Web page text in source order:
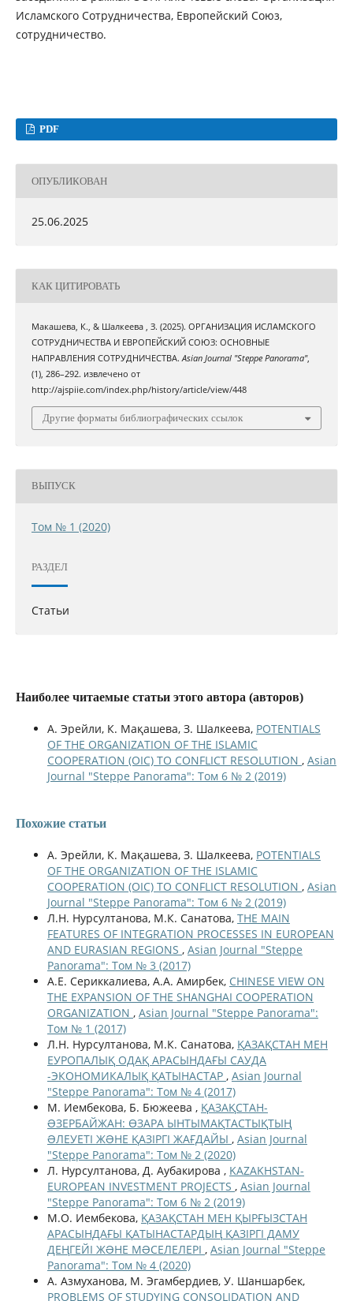
Исламского Сотрудничества, Европейский Союз,
сотрудничество.
PDF
ОПУБЛИКОВАН
25.06.2025
КАК ЦИТИРОВАТЬ
Макашева, К., & Шалкеева , З. (2025). ОРГАНИЗАЦИЯ ИСЛАМСКОГО
СОТРУДНИЧЕСТВА И ЕВРОПЕЙСКИЙ СОЮЗ: ОСНОВНЫЕ
НАПРАВЛЕНИЯ СОТРУДНИЧЕСТВА.Asian Journal "Steppe Panorama",
(1), 286–292. извлечено от
http://ajspiie.com/index.php/history/article/view/448
Другие форматы библиографических ссылок
ВЫПУСК
Том № 1 (2020)
РАЗДЕЛ
Статьи
Наиболее читаемые статьи этого автора (авторов)
А. Эрейли, К. Мақашева, З. Шалкеева, POTENTIALS
OF THE ORGANIZATION OF THE ISLAMIC
COOPERATION (OIC) TO CONFLICT RESOLUTION , Asian
Journal "Steppe Panorama": Том 6 № 2 (2019)
Похожие статьи
А. Эрейли, К. Мақашева, З. Шалкеева, POTENTIALS
OF THE ORGANIZATION OF THE ISLAMIC
COOPERATION (OIC) TO CONFLICT RESOLUTION , Asian
Journal "Steppe Panorama": Том 6 № 2 (2019)
Л.Н. Нурсултанова, М.К. Санатова, THE MAIN
FEATURES OF INTEGRATION PROCESSES IN EUROPEAN
AND EURASIAN REGIONS , Asian Journal "Steppe
Panorama": Том № 3 (2017)
А.Е. Сериккалиева, А.А. Амирбек, CHINESE VIEW ON
THE EXPANSION OF THE SHANGHAI COOPERATION
ORGANIZATION , Asian Journal "Steppe Panorama":
Том № 1 (2017)
Л.Н. Нурсултанова, М.К. Санатова, ҚАЗАҚСТАН МЕН
ЕУРОПАЛЫҚ ОДАҚ АРАСЫНДАҒЫ САУДА
-ЭКОНОМИКАЛЫҚ ҚАТЫНАСТАР , Asian Journal
"Steppe Panorama": Том № 4 (2017)
М. Иембекова, Б. Бюжеева , ҚАЗАҚСТАН-
ƏЗЕРБАЙЖАН: ӨЗАРА ЫНТЫМАҚТАСТЫҚТЫҢ
ƏЛЕУЕТІ ЖƏНЕ ҚАЗІРГІ ЖАҒДАЙЫ , Asian Journal
"Steppe Panorama": Том № 2 (2020)
Л. Нурсултанова, Д. Аубакирова , KAZAKHSTAN-
EUROPEAN INVESTMENT PROJECTS , Asian Journal
"Steppe Panorama": Том 6 № 2 (2019)
М.О. Иембекова, ҚАЗАҚСТАН МЕН ҚЫРҒЫЗСТАН
АРАСЫНДАҒЫ ҚАТЫНАСТАРДЫҢ ҚАЗІРГІ ДАМУ
ДЕҢГЕЙІ ЖƏНЕ МƏСЕЛЕЛЕРІ , Asian Journal "Steppe
Panorama": Том № 4 (2020)
А. Азмуханова, М. Эгамбердиев, У. Шаншарбек,
PROBLEMS OF STUDYING CONSOLIDATION AND